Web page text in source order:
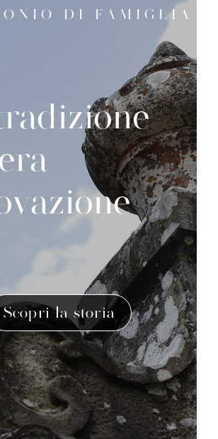
DI FAMIGLIA
Scopri la storia